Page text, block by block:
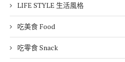
LIFE STYLE 生活風格
吃美食 Food
吃零食 Snack